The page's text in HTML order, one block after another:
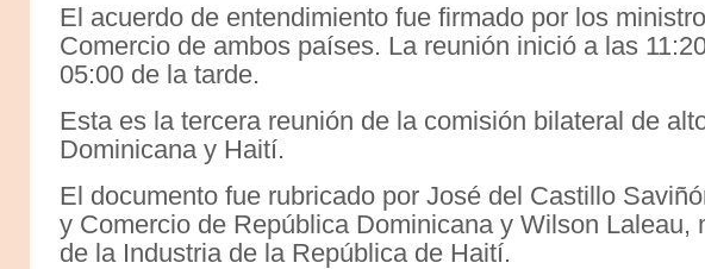
El acuerdo de entendimiento fue firmado por los
Comercio de ambos países. La reunión inició a las
05:00 de la tarde.
Esta es la tercera reunión de la comisión bilateral de
Dominicana y Haití.
El documento fue rubricado por José del Castillo
y Comercio de República Dominicana y Wilson Laleau,
de la Industria de la República de Haití.